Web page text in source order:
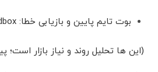
بوت تایم پایین و بازیابی خطا: sandbox داخلی برای جلوگیری از soft-brick دانگل پس از فلش معیوب.
(این ها تحلیل روند و نیاز بازار